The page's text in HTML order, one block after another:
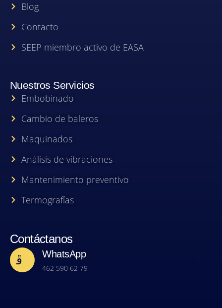
Blog
Contacto
SEEP miembro activo de EASA
Nuestros Servicios
Embobinado
Cambio de baleros
Maquinados
Análisis de vibraciones
Mantenimiento preventivo
Termografías
Contáctanos
WhatsApp
462 590 62 79